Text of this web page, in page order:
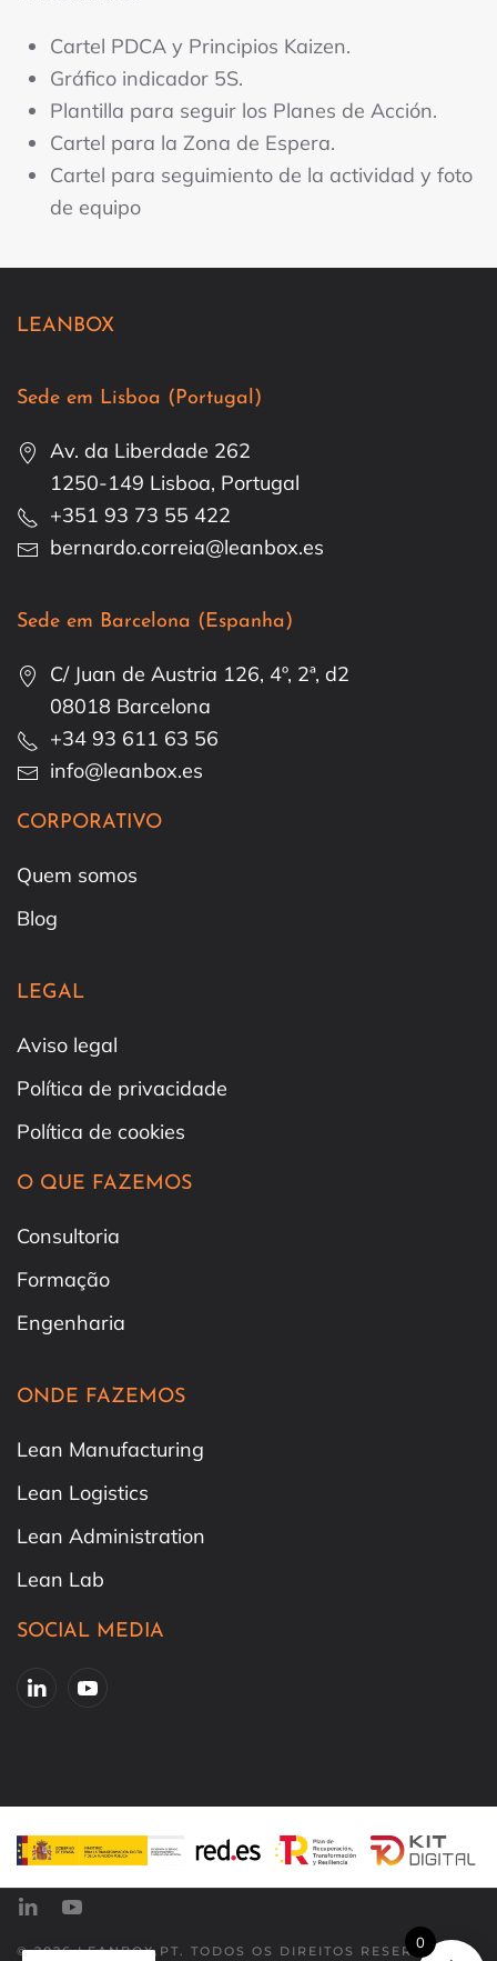
Cartel PDCA y Principios Kaizen.
Gráfico indicador 5S.
Plantilla para seguir los Planes de Acción.
Cartel para la Zona de Espera.
Cartel para seguimiento de la actividad y foto
de equipo
LEANBOX
Sede em Lisboa (Portugal)
Av. da Liberdade 262
1250-149 Lisboa, Portugal
+351 93 73 55 422
bernardo.correia@leanbox.es
Sede em Barcelona (Espanha)
C/ Juan de Austria 126, 4º, 2ª, d2
08018 Barcelona
+34 93 611 63 56
info@leanbox.es
CORPORATIVO
Quem somos
Blog
LEGAL
Aviso legal
Política de privacidade
Política de cookies
O QUE FAZEMOS
Consultoria
Formação
Engenharia
ONDE FAZEMOS
Lean Manufacturing
Lean Logistics
Lean Administration
Lean Lab
SOCIAL MEDIA
©2026LEANBOX.PT. TODOS OS DIREITOS RESERVADOS.
0